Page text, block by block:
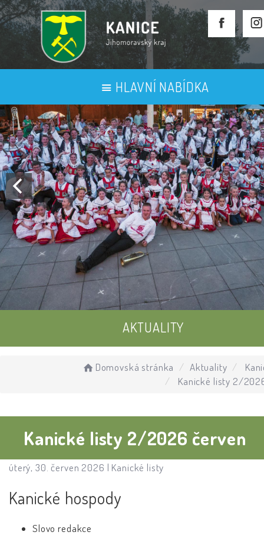
HLAVNÍ NABÍDKA
AKTUALITY
UDÁLOSTI
Domovská stránka Aktuality
Kanické listy 2/
Kanické listy 2/2026 červen
úterý, 30. červen 2026 | Kanické listy
Kanické hospody
Slovo redakce